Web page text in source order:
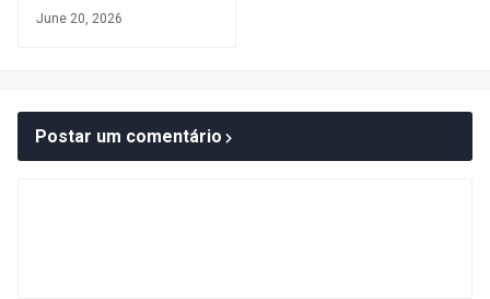
June 20, 2026
Postar um comentário